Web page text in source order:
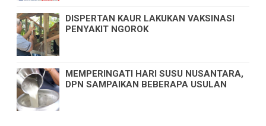
DISPERTAN KAUR LAKUKAN VAKSINASI
PENYAKIT NGOROK
MEMPERINGATI HARI SUSU NUSANTARA,
DPN SAMPAIKAN BEBERAPA USULAN